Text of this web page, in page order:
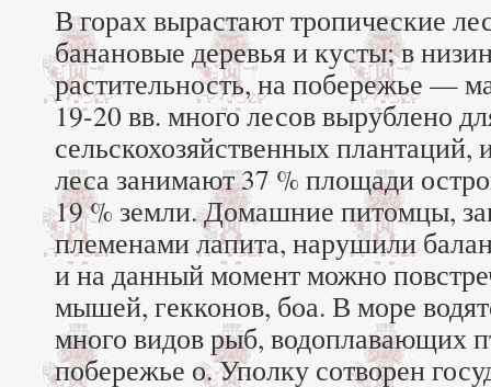
В горах вырастают тропические
банановые деревья и кусты; в
растительность, на побережье —
19-20 вв. много лесов вырублено
сельскохозяйственных
леса занимают 37 % площади
19 % земли. Домашние питомцы,
племенами лапита, нарушили
и на данный момент можно
мышей, гекконов, боа. В море
много видов рыб, водоплавающих
побережье о. Уполку сотворен